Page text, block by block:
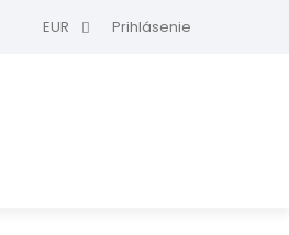
EUR Prihlásenie